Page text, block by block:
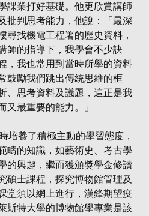
課業打好基礎。他更欣賞講師
批判思考能力，他說：「最深
尋找機電工程署的歷史資料，
師的指導下，我學會不少訣
，我也常用到當時所學的資料
鼓勵我們跳出傳統思維的框
、思考資料及議題，這正是我
又最重要的能力。」
培養了積極主動的學習態度，
疇的知識，如藝術史、考古學
的興趣，繼而獲頒獎學金修讀
碩士課程，探究博物館管理及
堂須以網上進行，漢鋒期望疫
斯特大學的博物館學專業是該